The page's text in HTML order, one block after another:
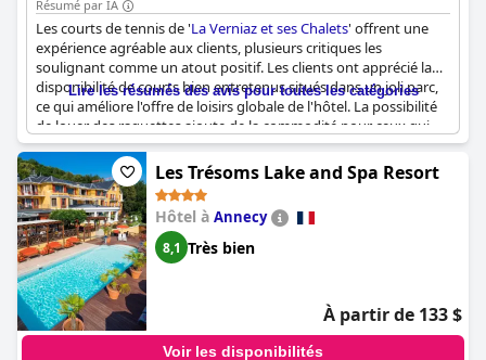
diverses préférences et en fait en effet une destination animée
mais reposante.
Résumé par IA
Les courts de tennis de 'La Verniaz et ses Chalets' offrent une
expérience agréable aux clients, plusieurs critiques les
soulignant comme un atout positif. Les clients ont apprécié la
disponibilité de courts bien entretenus situés dans un joli parc,
ce qui améliore l'offre de loisirs globale de l'hôtel. La possibilité
de louer des raquettes ajoute de la commodité pour ceux qui
souhaitent jouer pendant leur séjour. Bien qu'il ait été
mentionné qu'un court était inutilisable à une occasion, cela n'a
pas éclipsé les commentaires généralement favorables. Des
activités de loisirs supplémentaires comme le tennis de table
complètent les installations de tennis, contribuant à un
excellent séjour en famille.
Lire les résumés des avis pour toutes les catégories
Les Trésoms Lake and Spa Resort
Hôtel à Annecy
8,1 Très bien
À partir de 133 $
Voir les disponibilités